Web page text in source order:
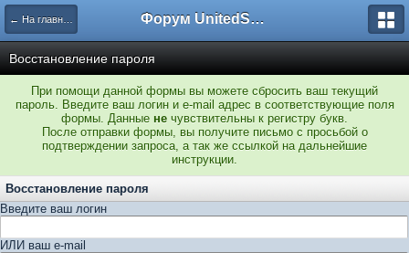
← На главную Форум UnitedSouth
Восстановление пароля
При помощи данной формы вы можете сбросить ваш текущий
пароль. Введите ваш логин и e-mail адрес в соответствующие поля
формы. Данные не чувствительны к регистру букв.
После отправки формы, вы получите письмо с просьбой о
подтверждении запроса, а так же ссылкой на дальнейшие
инструкции.
Восстановление пароля
Введите ваш логин
ИЛИ ваш e-mail